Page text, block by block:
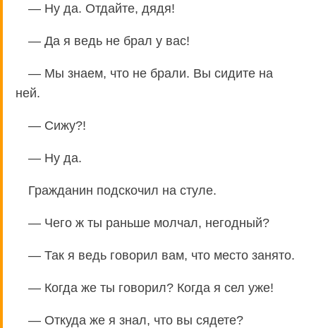
— Ну да. Отдайте, дядя!
— Да я ведь не брал у вас!
— Мы знаем, что не брали. Вы сидите на
ней.
— Сижу?!
— Ну да.
Гражданин подскочил на стуле.
— Чего ж ты раньше молчал, негодный?
— Так я ведь говорил вам, что место занято.
— Когда же ты говорил? Когда я сел уже!
— Откуда же я знал, что вы сядете?